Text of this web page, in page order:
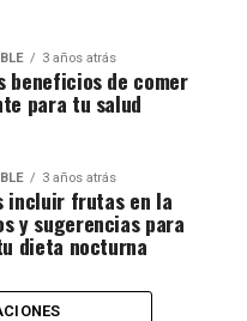
3 años atrás
beneficios de comer
para tu salud
3 años atrás
incluir frutas en la
y sugerencias para
dieta nocturna